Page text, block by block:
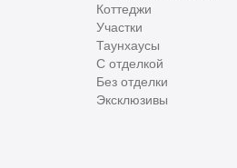
Коттеджи
Участки
Таунхаусы
С отделкой
Без отделки
Эксклюзивы